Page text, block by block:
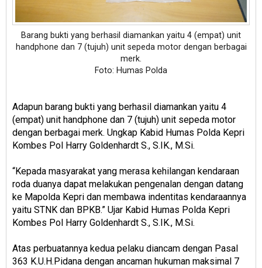
Barang bukti yang berhasil diamankan yaitu 4 (empat) unit
handphone dan 7 (tujuh) unit sepeda motor dengan berbagai
merk.
Foto: Humas Polda
Adapun barang bukti yang berhasil diamankan yaitu 4
(empat) unit handphone dan 7 (tujuh) unit sepeda motor
dengan berbagai merk. Ungkap Kabid Humas Polda Kepri
Kombes Pol Harry Goldenhardt S., S.IK., M.Si.
“Kepada masyarakat yang merasa kehilangan kendaraan
roda duanya dapat melakukan pengenalan dengan datang
ke Mapolda Kepri dan membawa indentitas kendaraannya
yaitu STNK dan BPKB.” Ujar Kabid Humas Polda Kepri
Kombes Pol Harry Goldenhardt S., S.IK., M.Si.
Atas perbuatannya kedua pelaku diancam dengan Pasal
363 K.U.H.Pidana dengan ancaman hukuman maksimal 7